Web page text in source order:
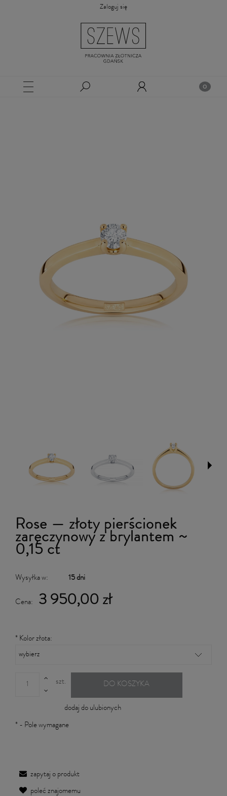
Zaloguj się
Rose — złoty pierścionek
zaręczynowy z brylantem ~
0,15 ct
Wysyłka w: 15 dni
Cena: 3 950,00 zł
* Kolor złota:
szt. DO KOSZYKA
dodaj do ulubionych
* - Pole wymagane
zapytaj o produkt
poleć znajomemu